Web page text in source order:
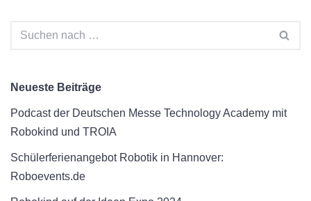
Neueste Beiträge
Podcast der Deutschen Messe Technology Academy mit
Robokind und TROIA
Schülerferienangebot Robotik in Hannover:
Roboevents.de